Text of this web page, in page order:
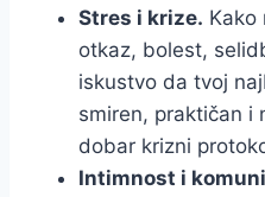
Stres i krize. Kako
otkaz, bolest,
iskustvo da tvoj
smiren, praktičan i
dobar krizni
Intimnost i